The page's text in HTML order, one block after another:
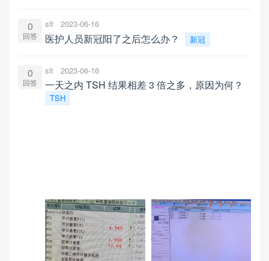
0
回答
slt 2023-06-16
医护人员新冠阳了之后怎么办？ 新冠
0
回答
slt 2023-06-16
一天之内 TSH 结果相差 3 倍之多，原因为何？
TSH